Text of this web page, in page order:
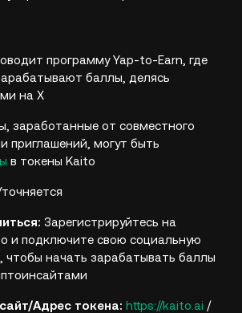
программу Yap-to-Earn, где
баллы, делясь
на X
заработанные от совместного
приглашений, могут быть
в токены Kaito
Зарегистрируйтесь на
и подключите свою социальную
чтобы начать зарабатывать баллы
Адрес токена: https://kaito.ai /